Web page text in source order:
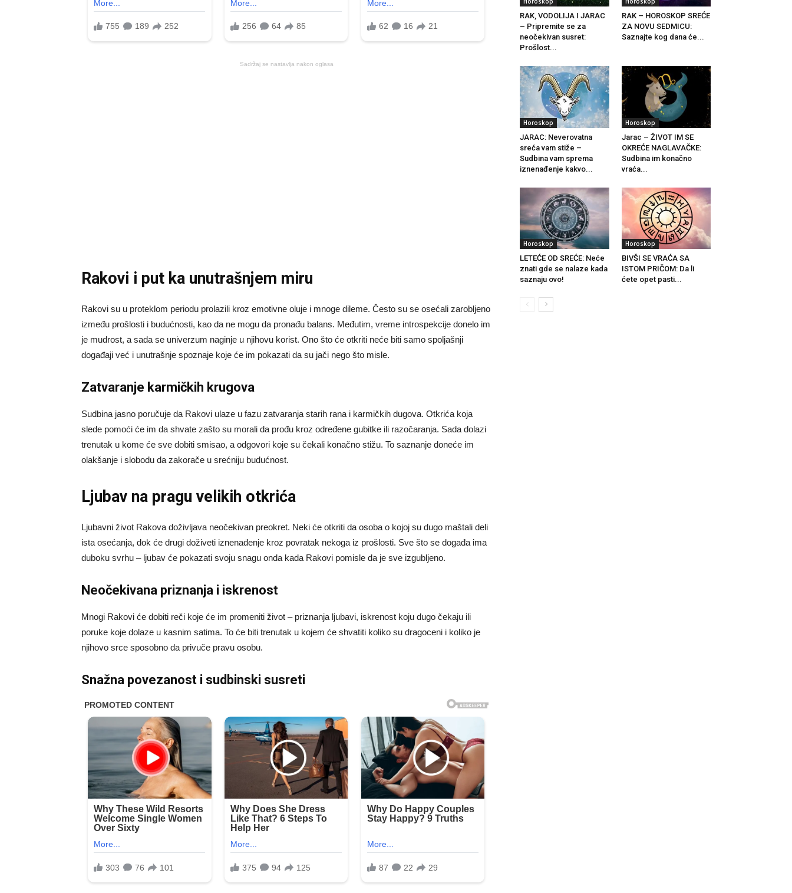
Sadržaj se nastavlja nakon oglasa
Rakovi i put ka unutrašnjem miru
Rakovi su u proteklom periodu prolazili kroz emotivne oluje i mnoge dileme. Često su se osećali zarobljeno
između prošlosti i budućnosti, kao da ne mogu da pronađu balans. Međutim, vreme introspekcije donelo im
je mudrost, a sada se univerzum naginje u njihovu korist. Ono što će otkriti neće biti samo spoljašnji
događaji već i unutrašnje spoznaje koje će im pokazati da su jači nego što misle.
Zatvaranje karmičkih krugova
Sudbina jasno poručuje da Rakovi ulaze u fazu zatvaranja starih rana i karmičkih dugova. Otkrića koja
slede pomoći će im da shvate zašto su morali da prođu kroz određene gubitke ili razočaranja. Sada dolazi
trenutak u kome će sve dobiti smisao, a odgovori koje su čekali konačno stižu. To saznanje doneće im
olakšanje i slobodu da zakorače u srećniju budućnost.
Ljubav na pragu velikih otkrića
Ljubavni život Rakova doživljava neočekivan preokret. Neki će otkriti da osoba o kojoj su dugo maštali deli
ista osećanja, dok će drugi doživeti iznenađenje kroz povratak nekoga iz prošlosti. Sve što se događa ima
duboku svrhu – ljubav će pokazati svoju snagu onda kada Rakovi pomisle da je sve izgubljeno.
Neočekivana priznanja i iskrenost
Mnogi Rakovi će dobiti reči koje će im promeniti život – priznanja ljubavi, iskrenost koju dugo čekaju ili
poruke koje dolaze u kasnim satima. To će biti trenutak u kojem će shvatiti koliko su dragoceni i koliko je
njihovo srce sposobno da privuče pravu osobu.
Snažna povezanost i sudbinski susreti
RAK, VODOLIJA I JARAC
– Pripremite se za
neočekivan susret:
Prošlost...
RAK – HOROSKOP SREĆE
ZA NOVU SEDMICU:
Saznajte kog dana će...
Horoskop
JARAC: Neverovatna
sreća vam stiže –
Sudbina vam sprema
iznenađenje kakvo...
Horoskop
Jarac – ŽIVOT IM SE
OKREĆE NAGLAVAČKE:
Sudbina im konačno
vraća...
Horoskop
LETEĆE OD SREĆE: Neće
znati gde se nalaze kada
saznaju ovo!
Horoskop
BIVŠI SE VRAĆA SA
ISTOM PRIČOM: Da li
ćete opet pasti...